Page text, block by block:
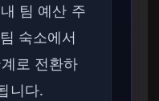
팀 예산 주
숙소에서
로 전환하
니다.